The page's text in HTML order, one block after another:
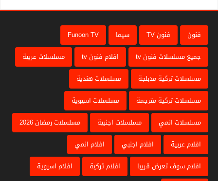
فنون فنون TV سيما
Funoon TV
جميع مسلسلات فنون tv
افلام فنون tv
مسلسلات عربية
مسلسلات تركية مدبلجة
مسلسلات هندية
مسلسلات تركية مترجمة
مسلسلات اسيوية
مسلسلات انمي
مسلسلات اجنبية
مسلسلات رمضان 2026
افلام عربية
افلام اجنبي
افلام انمي
افلام سوف تعرض قريبا
افلام تركية افلام اسيوية